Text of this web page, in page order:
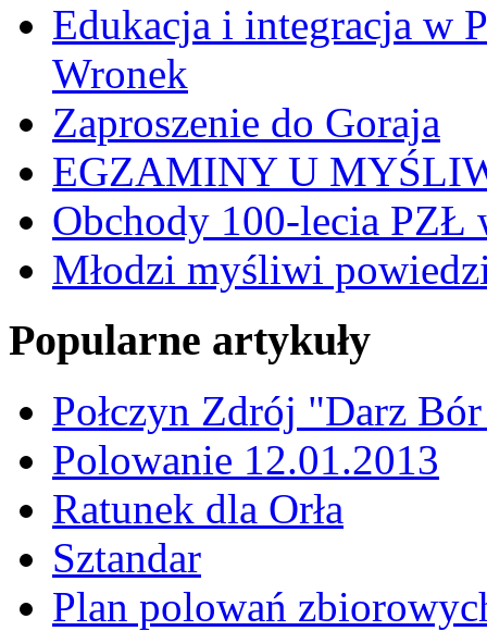
Edukacja i integracja w
Wronek
Zaproszenie do Goraja
EGZAMINY U
Obchody 100-lecia PZŁ
Młodzi myśliwi
Popularne artykuły
Połczyn Zdrój "Darz
Polowanie 12.01.2013
Ratunek dla Orła
Sztandar
Plan polowań